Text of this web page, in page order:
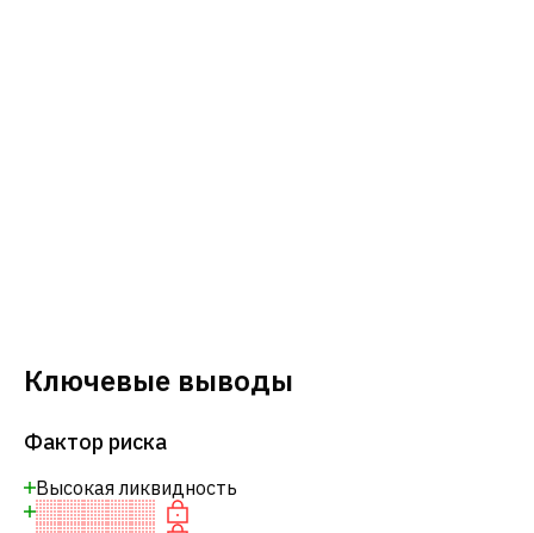
Ключевые выводы
Фактор риска
Высокая ликвидность